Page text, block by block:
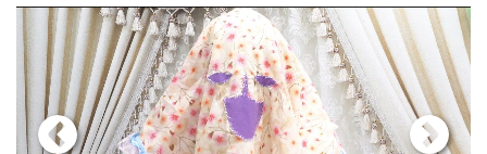
gallery
element
gallery
element
gallery
element
gallery
element
gallery
element
gallery
element
gallery
element
gallery
element
gallery
element
gallery
element